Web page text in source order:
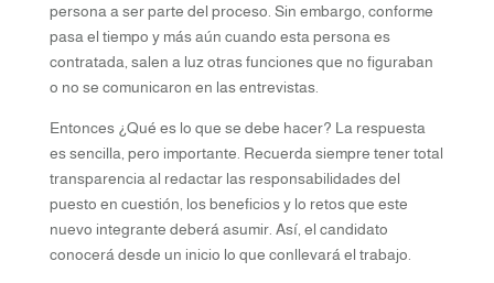
persona a ser parte del proceso. Sin embargo, conforme
pasa el tiempo y más aún cuando esta persona es
contratada, salen a luz otras funciones que no figuraban
o no se comunicaron en las entrevistas.
Entonces ¿Qué es lo que se debe hacer? La respuesta
es sencilla, pero importante. Recuerda siempre tener total
transparencia al redactar las responsabilidades del
puesto en cuestión, los beneficios y lo retos que este
nuevo integrante deberá asumir. Así, el candidato
conocerá desde un inicio lo que conllevará el trabajo.